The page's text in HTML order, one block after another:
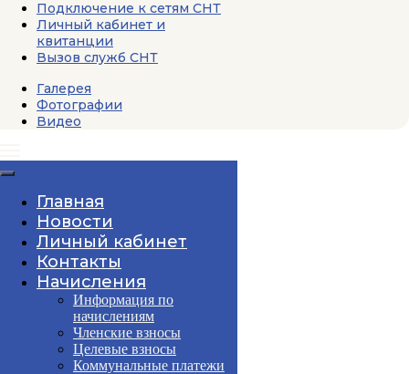
Подключение к сетям СНТ
Личный кабинет и
квитанции
Вызов служб СНТ
Галерея
Фотографии
Видео
Главная
Новости
Личный кабинет
Контакты
Начисления
Информация по
начислениям
Членские взносы
Целевые взносы
Коммунальные платежи